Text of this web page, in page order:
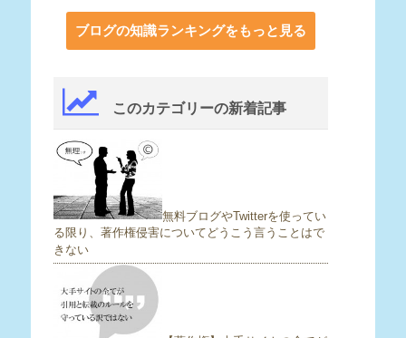
ブログの知識ランキングをもっと見る
このカテゴリーの新着記事
無料ブログやTwitterを使ってい
る限り、著作権侵害についてどうこう言うことはで
きない